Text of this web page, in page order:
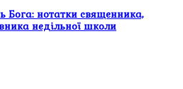
Бога: нотатки священника,
недільної школи